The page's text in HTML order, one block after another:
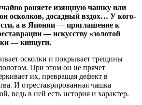
роняете изящную чашку или
осколков, досадный вздох… У кого-
а в Японии — приглашение к
— искусству «золотой
— кинцуги.
осколки и покрывает трещины
При этом он не прячет
их, превращая дефект в
И отреставрированная чашка
ведь в ней есть история и характер.